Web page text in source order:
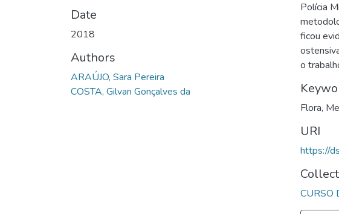
Date
2018
Authors
ARAÚJO, Sara Pereira
COSTA, Gilvan Gonçalves da
Polícia
ficou
o
Flora,
URI
https://
CURSO